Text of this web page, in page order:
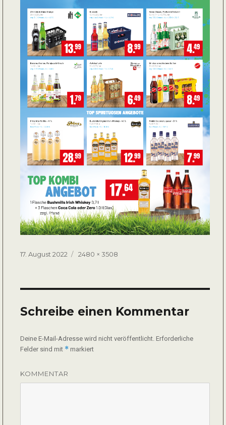
Veröffentlicht
17. August 2022
Volle
2480 × 3508
Schreibe einen Kommentar
Deine E-Mail-Adresse wird nicht veröffentlicht. Erforderliche
Felder sind mit *markiert
KOMMENTAR